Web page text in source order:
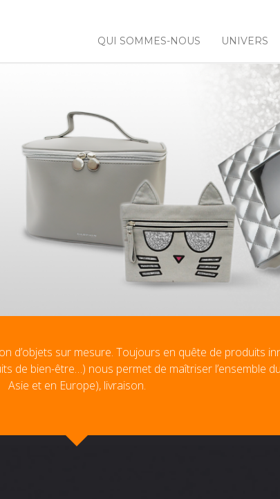
QUI SOMMES-NOUS UNIVERS
d’objets sur mesure. Toujours en quête de produits
de bien-être…) nous permet de maîtriser l’ensemble
Asie et en Europe), livraison.